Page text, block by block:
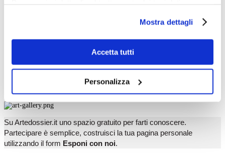
scelte privacy sui cookie, ti invitiamo a prendere visione
dell’informativa cookie.
Chiudendo il banner tramite la “X” prosegui la
navigazione senza alcuna profilazione e con installazione
il tuo consenso alla profilazione che potrai revocare in
Mostra dettagli
Accetta tutti
Personalizza
Y
Su Artedossier.it uno spazio gratuito per farti conoscere.
Partecipare è semplice, costruisci la tua pagina personale
utilizzando il form Esponi con noi.